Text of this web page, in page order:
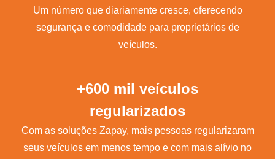
Um número que diariamente cresce, oferecendo
segurança e comodidade para proprietários de
veículos.
+600 mil veículos
regularizados
Com as soluções Zapay, mais pessoas regularizaram
seus veículos em menos tempo e com mais alívio no